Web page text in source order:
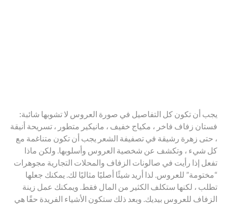
يجب أن تكون كل التفاصيل في صورة العروس لا تشوبها شائبة:
فستان زفاف فاخر ، مكياج خفيف ، مانيكير متطور ، تسريحة أنيقة
، حتى زهرة رشيقة في تصفيفة الشعر يجب أن تكون متناغمة مع
كل شيء ، وتكشف عن شخصية العروس وأسلوبها. ولكن ماذا
تفعل إذا رأيت في صالونات الزفاف والمحلات التجارية مجوهرات
“مختومة” للعروس. لذا أريد شيئًا أصليًا مثاليًا لك. يمكنك جعلها
تطلب ، لكنها ستكلف الكثير من المال فقط. ويمكنك عمل زينة
الزفاف للعروس بيديك. وبعد ذلك ستكون الأشياء الفريدة حقًا هي